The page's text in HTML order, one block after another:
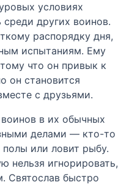
условиях
других воинов.
распорядку дня,
испытаниям. Ему
что он привык к
он становится
с друзьями.
в их обычных
делами — кто-то
или ловит рыбу.
нельзя игнорировать,
Святослав быстро